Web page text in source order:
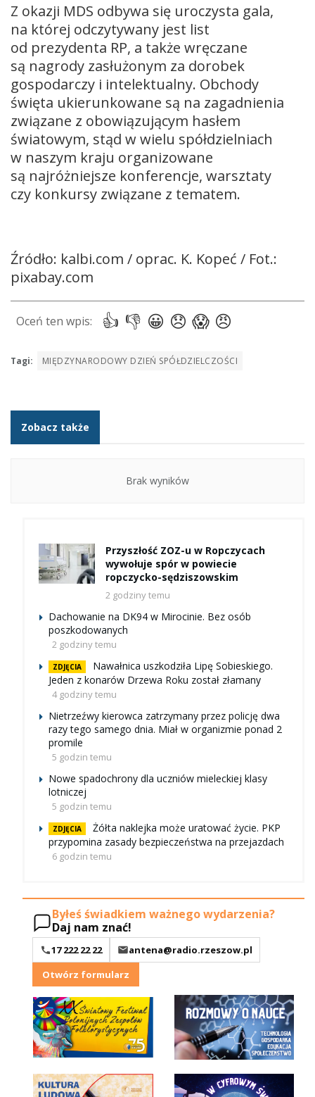
Z okazji MDS odbywa się uroczysta gala,
na której odczytywany jest list
od prezydenta RP, a także wręczane
są nagrody zasłużonym za dorobek
gospodarczy i intelektualny. Obchody
święta ukierunkowane są na zagadnienia
związane z obowiązującym hasłem
światowym, stąd w wielu spółdzielniach
w naszym kraju organizowane
są najróżniejsze konferencje, warsztaty
czy konkursy związane z tematem.
Źródło: kalbi.com / oprac. K. Kopeć / Fot.:
pixabay.com
Tagi: MIĘDZYNARODOWY DZIEŃ SPÓŁDZIELCZOŚCI
Zobacz także
Brak wyników
Przyszłość ZOZ-u w Ropczycach
wywołuje spór w powiecie
ropczycko-sędziszowskim
2 godziny temu
Dachowanie na DK94 w Mirocinie. Bez osób
poszkodowanych
2 godziny temu
ZDJĘCIA
Nawałnica uszkodziła Lipę Sobieskiego.
Jeden z konarów Drzewa Roku został złamany
4 godziny temu
Nietrzeźwy kierowca zatrzymany przez policję dwa
razy tego samego dnia. Miał w organizmie ponad 2
promile
5 godzin temu
Nowe spadochrony dla uczniów mieleckiej klasy
lotniczej
5 godzin temu
ZDJĘCIA
Żółta naklejka może uratować życie. PKP
przypomina zasady bezpieczeństwa na przejazdach
6 godzin temu
Byłeś świadkiem ważnego wydarzenia?
Daj nam znać!
17 222 22 22
antena@radio.rzeszow.pl
Otwórz formularz